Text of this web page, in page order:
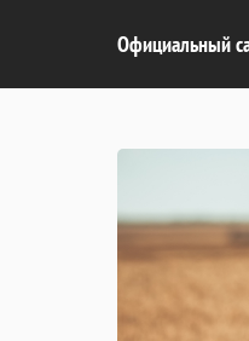
Официальный